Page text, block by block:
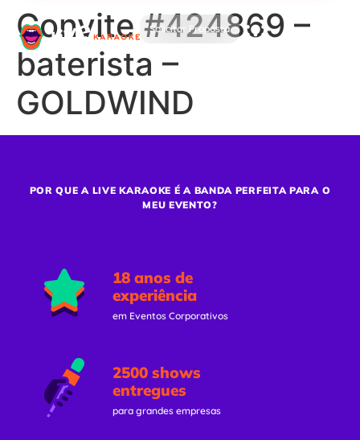
Solicitar Proposta
Convite #424869 –
baterista –
GOLDWIND
POR QUE A LIVE KARAOKE É A BANDA PERFEITA PARA O
MEU EVENTO?
18 anos de
experiência
em Eventos Corporativos
2500 shows
entregues
para grandes empresas